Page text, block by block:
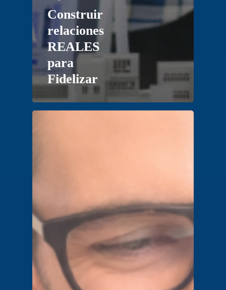
Construir
relaciones
REALES
para
Fidelizar